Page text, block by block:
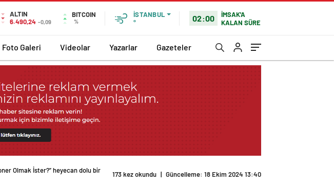
ALTIN
6.490,24 -0,09
BITCOIN
%
İSTANBUL
°
02:00
İMSAK'A
KALAN SÜRE
Foto Galeri Videolar Yazarlar Gazeteler
Olmak İster?” heyecan dolu bir
173 kez okundu | Güncelleme: 18 Ekim 2024 13:40